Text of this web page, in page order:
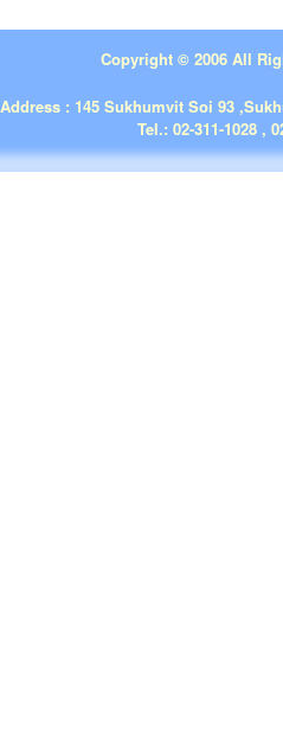
Copyright © 2006 All
Address : 145 Sukhumvit Soi 93
Tel.: 02-311-1028 ,